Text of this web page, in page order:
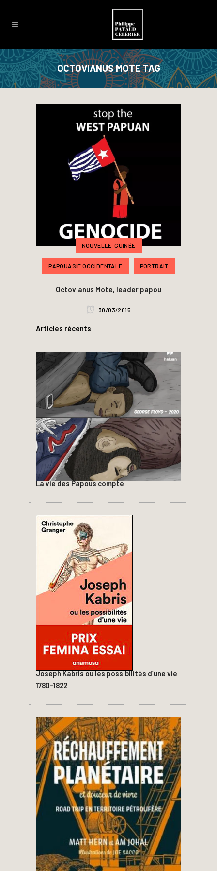
OCTOVIANUS MOTE TAG
NOUVELLE-GUINÉE
PAPOUASIE OCCIDENTALE PORTRAIT
Octovianus Mote, leader papou
30/03/2015
Articles récents
La vie des Papous compte
Joseph Kabris ou les possibilités d’une vie
1780-1822